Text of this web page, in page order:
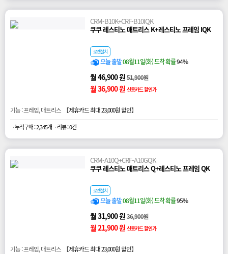
CRM-B10K+CRF-B10IQK
쿠쿠 레스티노 매트리스 K+레스티노 프레임 IQK
로켓설치
오늘 출발08월11일(화) 도착 확률94%
월 46,900 원51,900원
월 36,900 원 신용카드 할인가
기능 : 프레임, 매트리스 【제휴카드 최대 23,000원 할인】
· 누적구매 : 2,345개 · 리뷰 : 0건
CRM-A10Q+CRF-A10GQK
쿠쿠 레스티노 매트리스 Q+레스티노 프레임 QK
로켓설치
오늘 출발08월11일(화) 도착 확률95%
월 31,900 원36,900원
월 21,900 원 신용카드 할인가
기능 : 프레임, 매트리스 【제휴카드 최대 23,000원 할인】